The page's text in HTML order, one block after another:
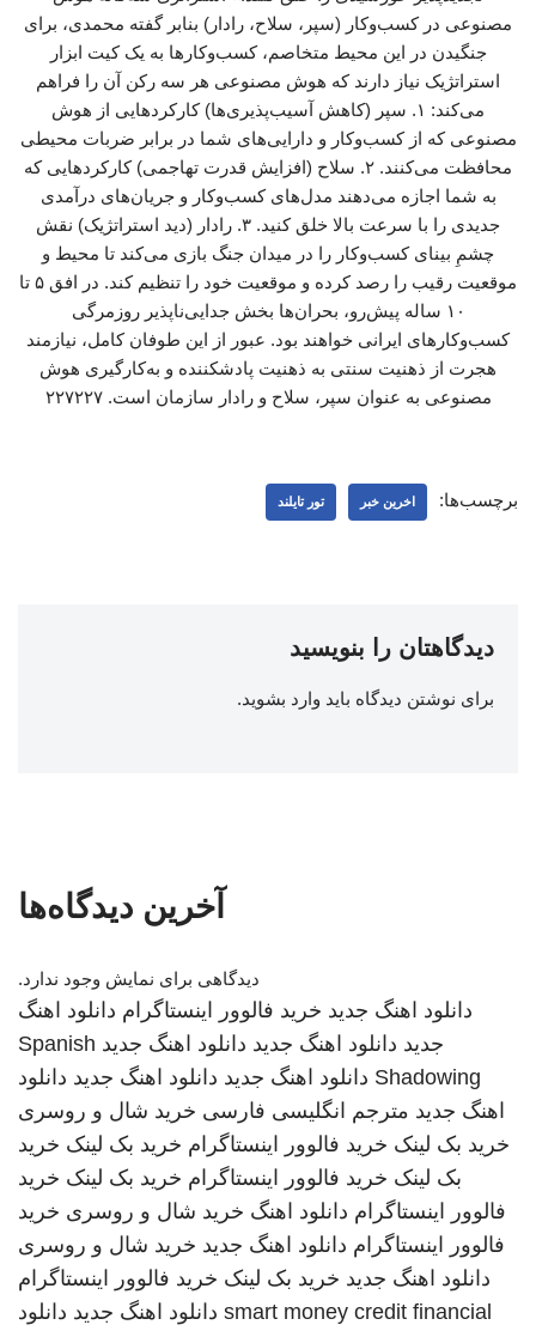
مصنوعی در کسب‌وکار (سپر، سلاح، رادار) بنابر گفته محمدی، برای
جنگیدن در این محیط متخاصم، کسب‌وکارها به یک کیت ابزار
استراتژیک نیاز دارند که هوش مصنوعی هر سه رکن آن را فراهم
می‌کند: ۱. سپر (کاهش آسیب‌پذیری‌ها) کارکردهایی از هوش
مصنوعی که از کسب‌وکار و دارایی‌های شما در برابر ضربات محیطی
محافظت می‌کنند. ۲. سلاح (افزایش قدرت تهاجمی) کارکردهایی که
به شما اجازه می‌دهند مدل‌های کسب‌وکار و جریان‌های درآمدی
جدیدی را با سرعت بالا خلق کنید. ۳. رادار (دید استراتژیک) نقش
چشمِ بینای کسب‌وکار را در میدان جنگ بازی می‌کند تا محیط و
موقعیت رقیب را رصد کرده و موقعیت خود را تنظیم کند. در افق ۵ تا
۱۰ ساله پیش‌رو، بحران‌ها بخش جدایی‌ناپذیر روزمرگی
کسب‌وکارهای ایرانی خواهند بود. عبور از این طوفان کامل، نیازمند
هجرت از ذهنیت سنتی به ذهنیت پادشکننده و به‌کارگیری هوش
مصنوعی به عنوان سپر، سلاح و رادار سازمان است. ۲۲۷۲۲۷
برچسب‌ها: اخرین خبر تور تایلند
دیدگاهتان را بنویسید
برای نوشتن دیدگاه باید وارد بشوید.
آخرین دیدگاه‌ها
دیدگاهی برای نمایش وجود ندارد.
دانلود اهنگ جدید خرید فالوور اینستاگرام دانلود اهنگ
جدید دانلود اهنگ جدید دانلود اهنگ جدید Spanish
Shadowing دانلود اهنگ جدید دانلود اهنگ جدید دانلود
اهنگ جدید مترجم انگلیسی فارسی خرید شال و روسری
خرید بک لینک خرید فالوور اینستاگرام خرید بک لینک خرید
بک لینک خرید فالوور اینستاگرام خرید بک لینک خرید
فالوور اینستاگرام دانلود اهنگ خرید شال و روسری خرید
فالوور اینستاگرام دانلود اهنگ جدید خرید شال و روسری
دانلود اهنگ جدید خرید بک لینک خرید فالوور اینستاگرام
smart money credit financial دانلود اهنگ جدید دانلود